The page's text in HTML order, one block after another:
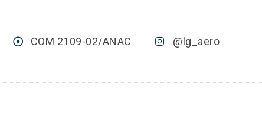
COM 2109-02/ANAC @lg_aero